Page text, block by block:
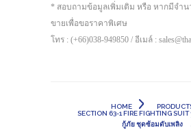
* สอบถามข้อมูลเพิ่มเติม หรือ หากมีจำ
ขายเพื่อขอราคาพิเศษ
โทร : (+66)038-949850 / อีเมล์ :
HOME
SECTION 63-1 FIRE FIGHTING
กู้ภัย ชุดซ้อมดับเพลิง